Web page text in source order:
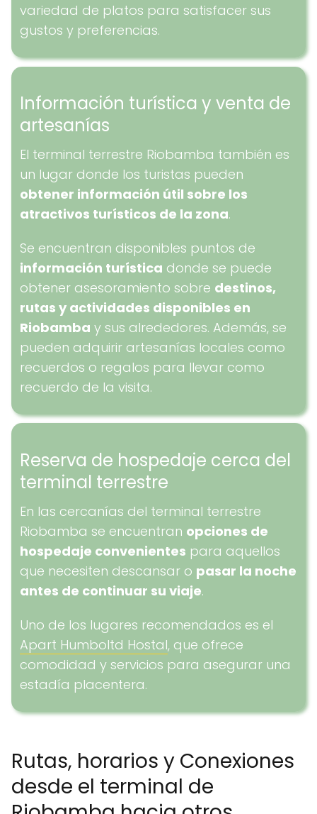
variedad de platos para satisfacer sus
gustos y preferencias.
Información turística y venta de
artesanías
El terminal terrestre Riobamba también es
un lugar donde los turistas pueden
obtener información útil sobre los
atractivos turísticos de la zona.
Se encuentran disponibles puntos de
información turística donde se puede
obtener asesoramiento sobre destinos,
rutas y actividades disponibles en
Riobamba y sus alrededores. Además, se
pueden adquirir artesanías locales como
recuerdos o regalos para llevar como
recuerdo de la visita.
Reserva de hospedaje cerca del
terminal terrestre
En las cercanías del terminal terrestre
Riobamba se encuentran opciones de
hospedaje convenientes para aquellos
que necesiten descansar o pasar la noche
antes de continuar su viaje.
Uno de los lugares recomendados es el
Apart Humboltd Hostal, que ofrece
comodidad y servicios para asegurar una
estadía placentera.
Rutas, horarios y Conexiones
desde el terminal de